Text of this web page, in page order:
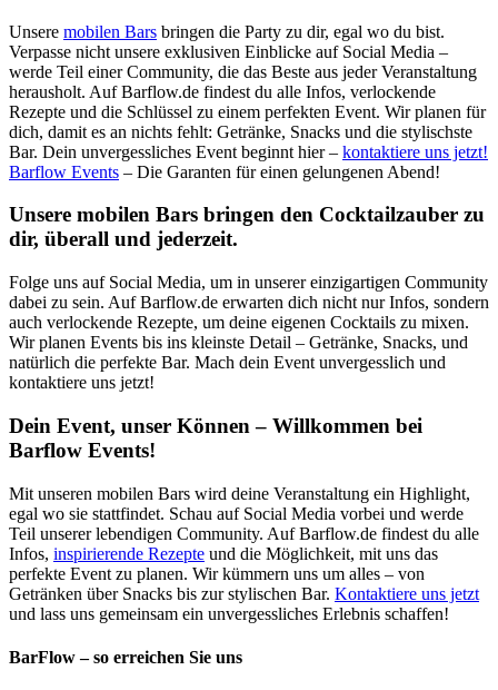
Unsere mobilen Bars bringen die Party zu dir, egal wo du bist.
Verpasse nicht unsere exklusiven Einblicke auf Social Media –
werde Teil einer Community, die das Beste aus jeder Veranstaltung
herausholt. Auf Barflow.de findest du alle Infos, verlockende
Rezepte und die Schlüssel zu einem perfekten Event. Wir planen für
dich, damit es an nichts fehlt: Getränke, Snacks und die stylischste
Bar. Dein unvergessliches Event beginnt hier – kontaktiere uns jetzt!
Barflow Events – Die Garanten für einen gelungenen Abend!
Unsere mobilen Bars bringen den Cocktailzauber zu
dir, überall und jederzeit.
Folge uns auf Social Media, um in unserer einzigartigen Community
dabei zu sein. Auf Barflow.de erwarten dich nicht nur Infos, sondern
auch verlockende Rezepte, um deine eigenen Cocktails zu mixen.
Wir planen Events bis ins kleinste Detail – Getränke, Snacks, und
natürlich die perfekte Bar. Mach dein Event unvergesslich und
kontaktiere uns jetzt!
Dein Event, unser Können – Willkommen bei
Barflow Events!
Mit unseren mobilen Bars wird deine Veranstaltung ein Highlight,
egal wo sie stattfindet. Schau auf Social Media vorbei und werde
Teil unserer lebendigen Community. Auf Barflow.de findest du alle
Infos, inspirierende Rezepte und die Möglichkeit, mit uns das
perfekte Event zu planen. Wir kümmern uns um alles – von
Getränken über Snacks bis zur stylischen Bar. Kontaktiere uns jetzt
und lass uns gemeinsam ein unvergessliches Erlebnis schaffen!
BarFlow – so erreichen Sie uns